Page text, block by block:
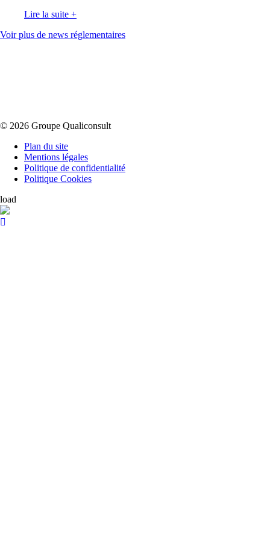
Lire la suite +
Voir plus de news réglementaires
© 2026 Groupe Qualiconsult
Plan du site
Mentions légales
Politique de confidentialité
Politique Cookies
load